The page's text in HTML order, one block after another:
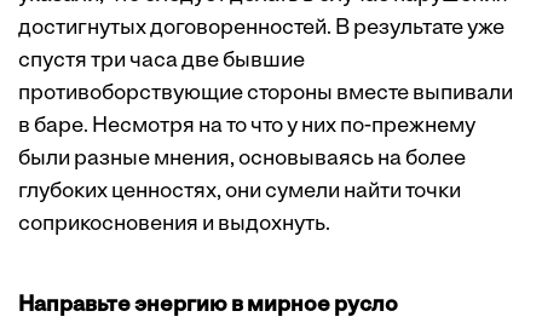
достигнутых договоренностей. В результате уже
спустя три часа две бывшие
противоборствующие стороны вместе выпивали
в баре. Несмотря на то что у них по-прежнему
были разные мнения, основываясь на более
глубоких ценностях, они сумели найти точки
соприкосновения и выдохнуть.
Направьте энергию в мирное русло